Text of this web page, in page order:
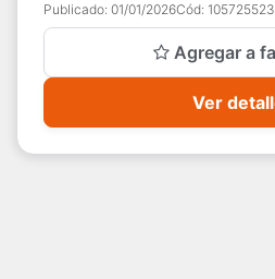
Publicado: 01/01/2026Cód: 105725523
Agregar a
Ver